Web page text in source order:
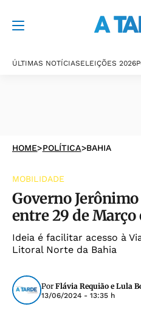
ÚLTIMAS NOTÍCIASELEIÇÕES 2026
HOME>POLÍTICA>BAHIA
MOBILIDADE
Governo
entre 29 de
Ideia é facilitar acesso à
Litoral Norte da Bahia
Por Flávia Requião e Lula
13/06/2024 - 13:35 h